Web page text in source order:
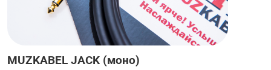
MUZKABEL JACK (моно)